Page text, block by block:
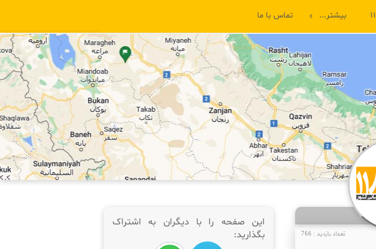
بیشتر... تماس با ما
تعداد بازدید : 766
این صفحه را با دیگران به اشتراک
بگذارید: